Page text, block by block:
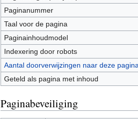
Paginanummer
Taal voor de pagina
Paginainhoudmodel
Indexering door robots
Aantal doorverwijzingen naar deze
Geteld als pagina met inhoud
Paginabeveiliging